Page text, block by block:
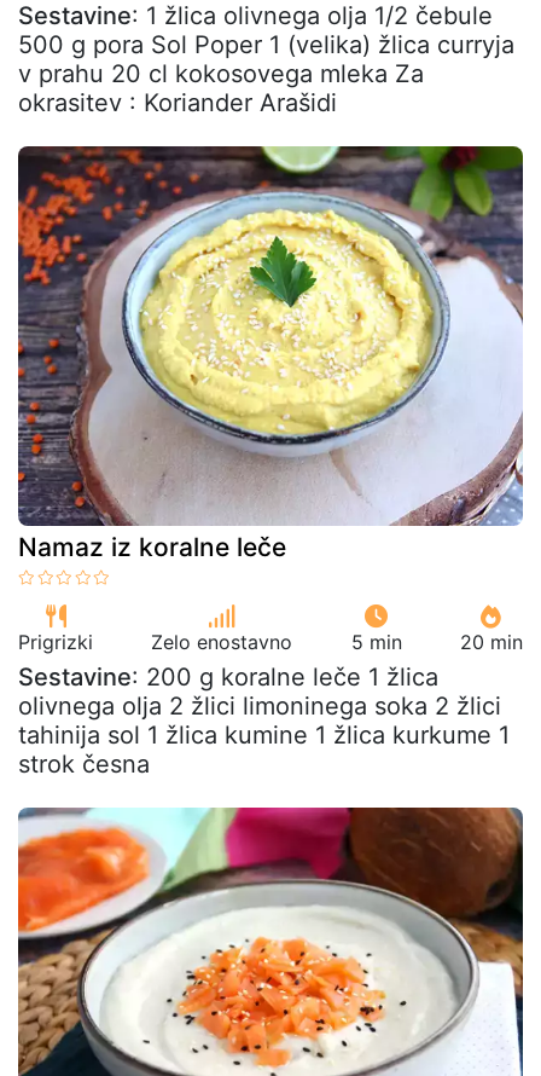
Sestavine: 1 žlica olivnega olja 1/2 čebule
500 g pora Sol Poper 1 (velika) žlica curryja
v prahu 20 cl kokosovega mleka Za
okrasitev : Koriander Arašidi
Namaz iz koralne leče
Prigrizki Zelo enostavno 5 min 20 min
Sestavine: 200 g koralne leče 1 žlica
olivnega olja 2 žlici limoninega soka 2 žlici
tahinija sol 1 žlica kumine 1 žlica kurkume 1
strok česna